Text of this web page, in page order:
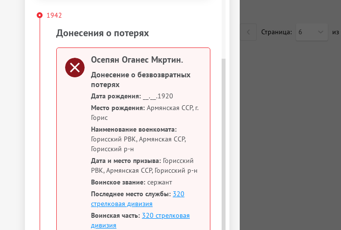
1942
Донесения о потерях
Осепян Оганес Мкртин.
Донесение о безвозвратных
потерях
Дата рождения: __.__.1920
Место рождения: Армянская ССР, г.
Горис
Наименование военкомата:
Горисский РВК, Армянская ССР,
Горисский р-н
Дата и место призыва: Горисский
РВК, Армянская ССР, Горисский р-н
Воинское звание: сержант
Последнее место службы: 320
стрелковая дивизия
Воинская часть: 320 стрелковая
дивизия
Страница: 6 из